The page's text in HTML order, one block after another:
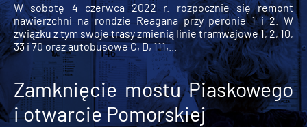
W sobotę 4 czerwca 2022 r. rozpocznie się remont
nawierzchni na rondzie Reagana przy peronie 1 i 2. W
związku z tym swoje trasy zmienią linie tramwajowe 1, 2, 10,
33 i 70 oraz autobusowe C, D, 111,...
Zamknięcie mostu Piaskowego
i otwarcie Pomorskiej